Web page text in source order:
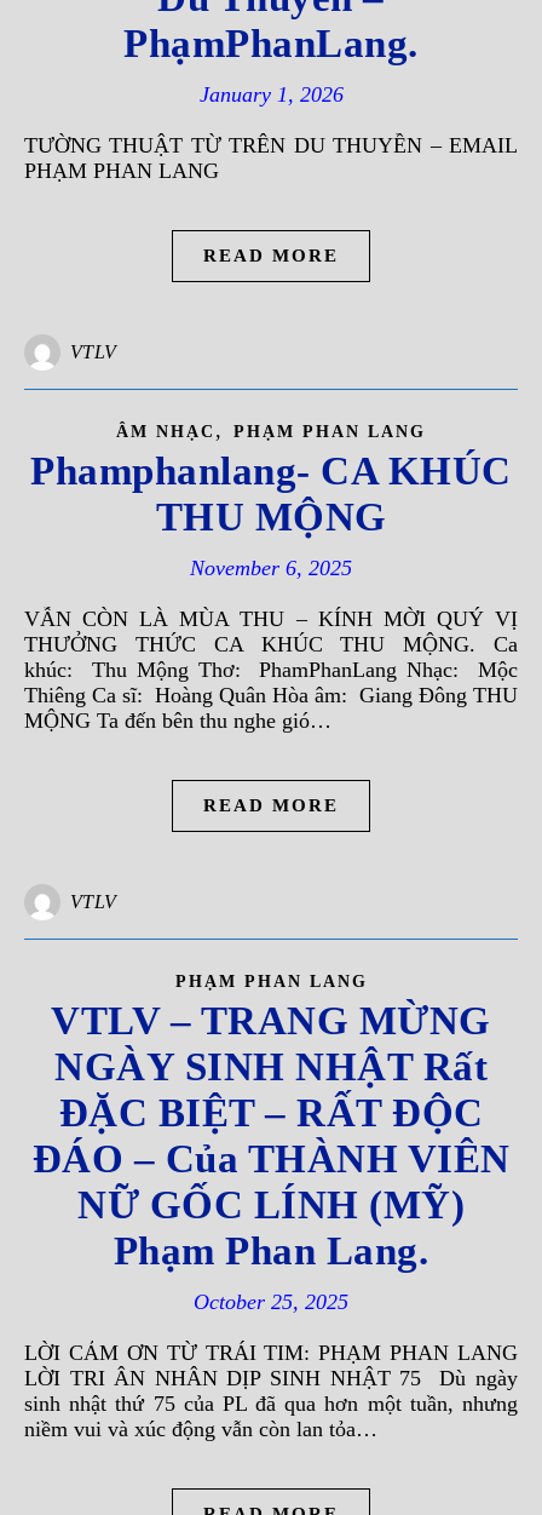
PhạmPhanLang.
January 1, 2026
TƯỜNG THUẬT TỪ TRÊN DU THUYỀN – EMAIL
PHẠM PHAN LANG
READ MORE
VTLV
ÂM NHẠC , PHẠM PHAN LANG
Phamphanlang- CA KHÚC
THU MỘNG
November 6, 2025
VẪN CÒN LÀ MÙA THU – KÍNH MỜI QUÝ VỊ
THƯỞNG THỨC CA KHÚC THU MỘNG. Ca
khúc: Thu Mộng Thơ: PhamPhanLang Nhạc: Mộc
Thiêng Ca sĩ: Hoàng Quân Hòa âm: Giang Đông THU
MỘNG Ta đến bên thu nghe gió…
READ MORE
VTLV
PHẠM PHAN LANG
VTLV – TRANG MỪNG
NGÀY SINH NHẬT Rất
ĐẶC BIỆT – RẤT ĐỘC
ĐÁO – Của THÀNH VIÊN
NỮ GỐC LÍNH (MỸ)
Phạm Phan Lang.
October 25, 2025
LỜI CẢM ƠN TỪ TRÁI TIM: PHẠM PHAN LANG
LỜI TRI ÂN NHÂN DỊP SINH NHẬT 75 Dù ngày
sinh nhật thứ 75 của PL đã qua hơn một tuần, nhưng
niềm vui và xúc động vẫn còn lan tỏa…